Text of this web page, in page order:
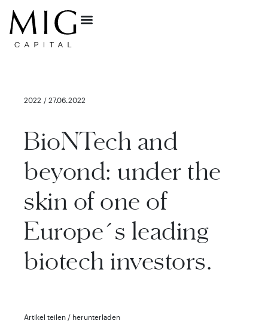
2022 / 27.06.2022
BioNTech and
beyond: under the
skin of one of
Europe´s leading
biotech investors.
Artikel teilen / herunterladen